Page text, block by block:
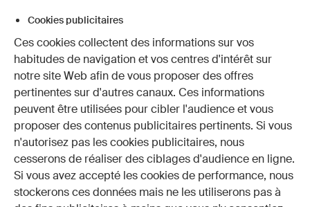
Cookies publicitaires
Ces cookies collectent des informations sur vos
habitudes de navigation et vos centres d'intérêt sur
notre site Web afin de vous proposer des offres
pertinentes sur d'autres canaux. Ces informations
peuvent être utilisées pour cibler l'audience et vous
proposer des contenus publicitaires pertinents. Si vous
n'autorisez pas les cookies publicitaires, nous
cesserons de réaliser des ciblages d'audience en ligne.
Si vous avez accepté les cookies de performance, nous
stockerons ces données mais ne les utiliserons pas à